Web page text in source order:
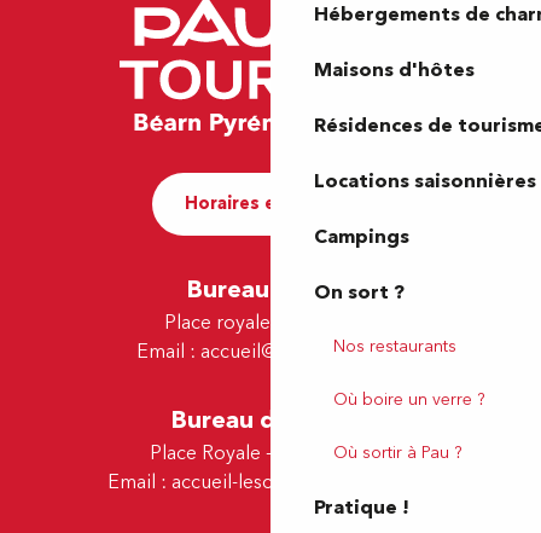
Hébergements de
Maisons d'hôtes
Résidences de
Locations saisonnières
Campings
On sort ?
Nos restaurants
Où boire un verre ?
Où sortir à Pau ?
Pratique !
Horaires et contact
Bureau de Pau
Place royale - 64000 Pau
Email : accueil@tourismepau.fr
Bureau de Lescar
Place Royale - 64230 Lescar
Email : accueil-lescar@tourismepau.fr